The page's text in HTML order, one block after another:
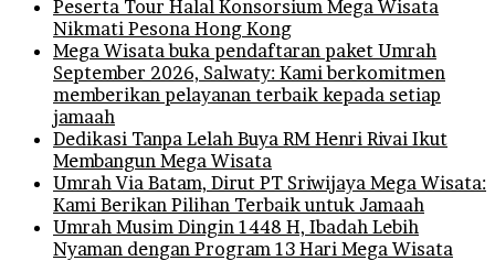
Peserta Tour Halal Konsorsium Mega Wisata
Nikmati Pesona Hong Kong
Mega Wisata buka pendaftaran paket Umrah
September 2026, Salwaty: Kami berkomitmen
memberikan pelayanan terbaik kepada setiap
jamaah
Dedikasi Tanpa Lelah Buya RM Henri Rivai Ikut
Membangun Mega Wisata
Umrah Via Batam, Dirut PT Sriwijaya Mega Wisata:
Kami Berikan Pilihan Terbaik untuk Jamaah
Umrah Musim Dingin 1448 H, Ibadah Lebih
Nyaman dengan Program 13 Hari Mega Wisata